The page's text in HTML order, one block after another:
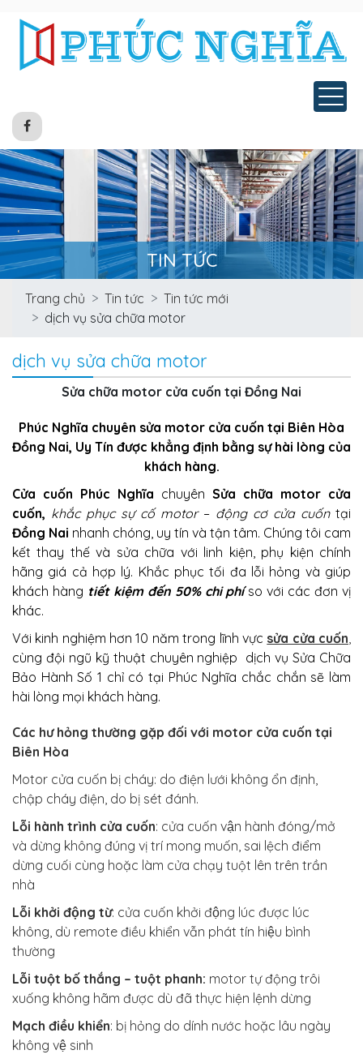
TIN TỨC
Trang chủ Tin tức
Tin tức mới
dịch vụ sửa chữa motor
dịch vụ sửa chữa motor
Sửa chữa motor cửa cuốn tại Đồng Nai
Phúc Nghĩa chuyên sửa motor cửa cuốn tại Biên Hòa
Đồng Nai, Uy Tín được khẳng định bằng sự hài lòng của
khách hàng.
Cửa cuốn Phúc Nghĩa chuyên Sửa chữa motor cửa
cuốn, khắc phục sự cố motor– động cơ cửa cuốntại
Đồng Nai nhanh chóng, uy tín và tận tâm. Chúng tôi cam
kết thay thế và sửa chữa với linh kiện, phụ kiện chính
hãng giá cả hợp lý. Khắc phục tối đa lỗi hỏng và giúp
khách hàng tiết kiệm đến 50% chi phíso với các đơn vị
khác.
Với kinh nghiệm hơn 10 năm trong lĩnh vực sửa cửa cuốn
cùng đội ngũ kỹ thuật chuyên nghiệp dịch vụ Sửa Chữa
Bảo Hành Số 1 chỉ có tại Phúc Nghĩa chắc chắn sẽ làm
hài lòng mọi khách hàng.
Các hư hỏng thường gặp đối với motor cửa cuốn tại
Biên Hòa
Motor cửa cuốn bị cháy: do điện lưới không ổn định,
chập cháy điện, do bị sét đánh.
Lỗi hành trình cửa cuốn: cửa cuốn vận hành đóng/mở
và dừng không đúng vị trí mong muốn, sai lệch điểm
dừng cuối cùng hoặc làm cửa chạy tuột lên trên trần
nhà
Lỗi khởi động từ: cửa cuốn khởi động lúc được lúc
không, dù remote điều khiển vẫn phát tín hiệu bình
thường
Lỗi tuột bố thắng – tuột phanh: motor tự động trôi
xuống không hãm được dù đã thực hiện lệnh dừng
Mạch điều khiển: bị hỏng do dính nước hoặc lâu ngày
không vệ sinh